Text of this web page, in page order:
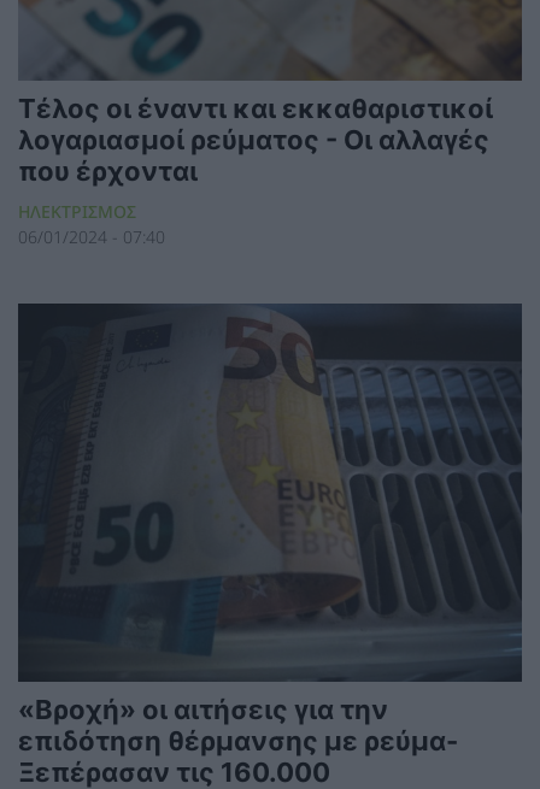
Τέλος οι έναντι και εκκαθαριστικοί
λογαριασμοί ρεύματος - Οι αλλαγές
που έρχονται
ΗΛΕΚΤΡΙΣΜΟΣ
06/01/2024 - 07:40
«Βροχή» οι αιτήσεις για την
επιδότηση θέρμανσης με ρεύμα-
Ξεπέρασαν τις 160.000